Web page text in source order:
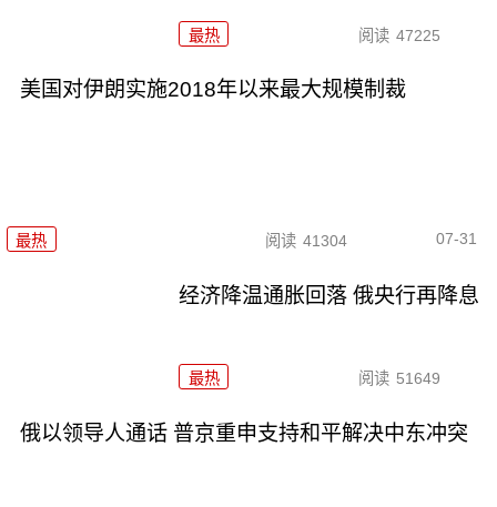
最热 阅读 47225
美国对伊朗实施2018年以来最大规模制裁
最热 阅读 41304 07-31
经济降温通胀回落 俄央行再降息
最热 阅读 51649
俄以领导人通话 普京重申支持和平解决中东冲突